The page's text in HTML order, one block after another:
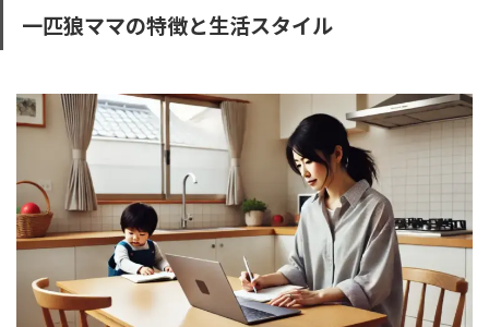
一匹狼ママの特徴と生活スタイル